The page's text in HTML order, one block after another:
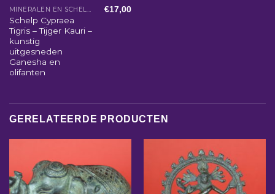
MINERALEN EN SCHELPEN
Schelp Cypraea
Tigris – Tijger Kauri –
kunstig
uitgesneden
Ganesha en
olifanten
€17,00
GERELATEERDE PRODUCTEN